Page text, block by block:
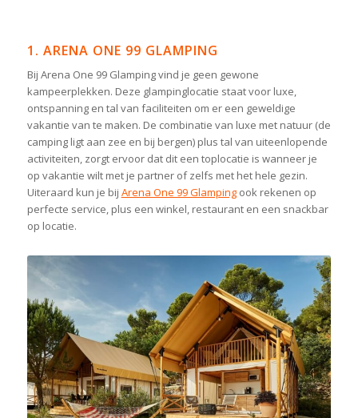
1. ARENA ONE 99 GLAMPING
Bij Arena One 99 Glamping vind je geen gewone
kampeerplekken. Deze glampinglocatie staat voor luxe,
ontspanning en tal van faciliteiten om er een geweldige
vakantie van te maken. De combinatie van luxe met natuur (de
camping ligt aan zee en bij bergen) plus tal van uiteenlopende
activiteiten, zorgt ervoor dat dit een toplocatie is wanneer je
op vakantie wilt met je partner of zelfs met het hele gezin.
Uiteraard kun je bij Arena One 99 Glampingook rekenen op
perfecte service, plus een winkel, restaurant en een snackbar
op locatie.